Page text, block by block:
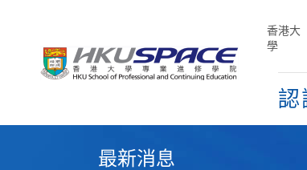
香港大
學
認
最新消息